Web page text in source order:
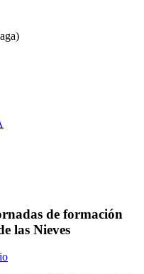
de formación
las Nieves